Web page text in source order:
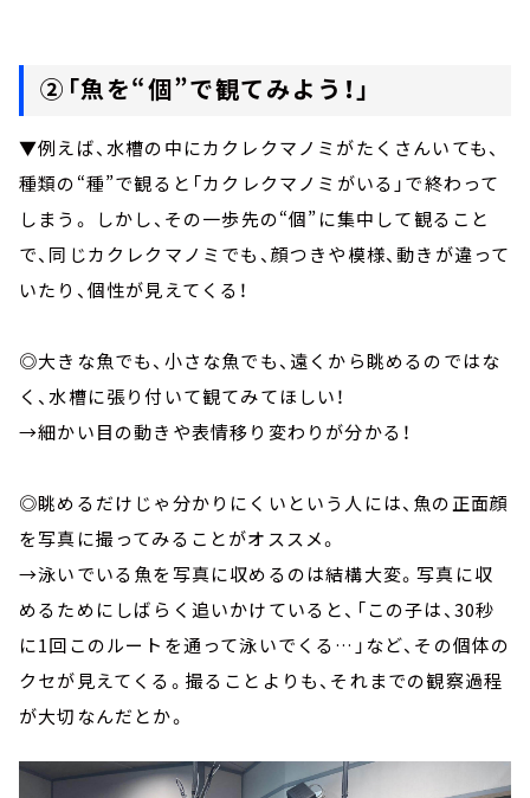
②「魚を“個”で観てみよう！」
▼例えば、水槽の中にカクレクマノミがたくさんいても、
種類の“種”で観ると「カクレクマノミがいる」で終わって
しまう。 しかし、その一歩先の“個”に集中して観ること
で、同じカクレクマノミでも、顔つきや模様、動きが違って
いたり、個性が見えてくる！
◎大きな魚でも、小さな魚でも、遠くから眺めるのではな
く、水槽に張り付いて観てみてほしい！
→細かい目の動きや表情移り変わりが分かる！
◎眺めるだけじゃ分かりにくいという人には、魚の正面顔
を写真に撮ってみることがオススメ。
→泳いでいる魚を写真に収めるのは結構大変。写真に収
めるためにしばらく追いかけていると、「この子は、30秒
に1回このルートを通って泳いでくる…」など、その個体の
クセが見えてくる。撮ることよりも、それまでの観察過程
が大切なんだとか。